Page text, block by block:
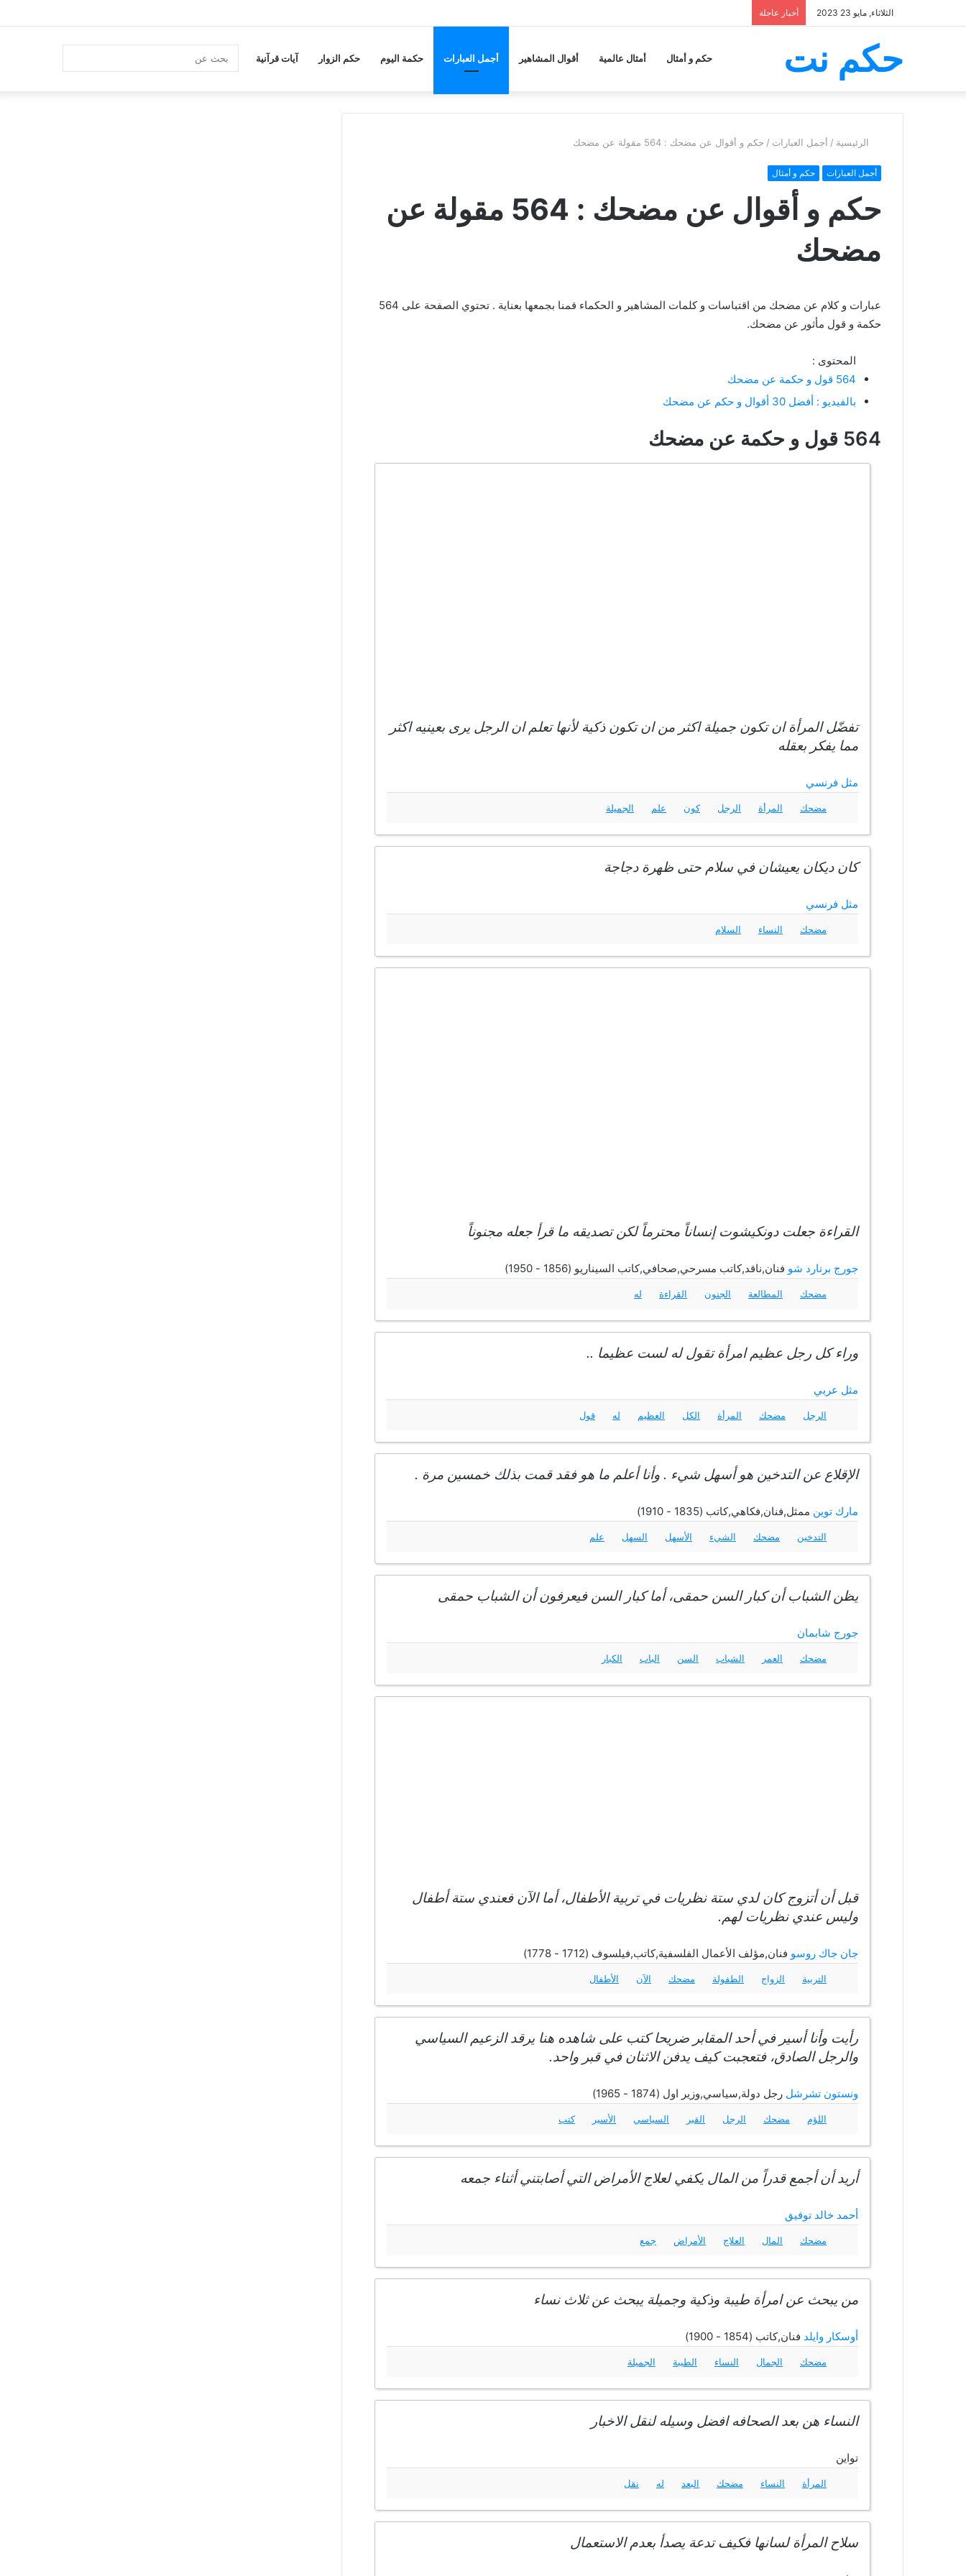
الثلاثاء, مايو 23 2023 أخبار عاجلة
حكم نت حكم و أمثال أمثال عالمية أقوال المشاهير أجمل العبارات حكمة اليوم حكم الزوار آيات قرآنية
الرئيسية / أجمل العبارات / حكم و أقوال عن مضحك : 564 مقولة عن مضحك
أجمل العبارات حكم و أمثال
حكم و أقوال عن مضحك : 564 مقولة عن
مضحك
عبارات و كلام عن مضحك من اقتباسات و كلمات المشاهير و الحكماء قمنا بجمعها بعناية . تحتوي الصفحة على 564
حكمة و قول مأثور عن مضحك.
المحتوى :
564 قول و حكمة عن مضحك
بالفيديو : أفضل 30 أقوال و حكم عن مضحك
564 قول و حكمة عن مضحك
تفضّل المرأة ان تكون جميلة اكثر من ان تكون ذكية لأنها تعلم ان الرجل يرى بعينيه اكثر
مما يفكر بعقله
مثل فرنسي
مضحك المرأة الرجل كون علم الجميلة
كان ديكان يعيشان في سلام حتى ظهرة دجاجة
مثل فرنسي
مضحك النساء السلام
القراءة جعلت دونكيشوت إنساناً محترماً لكن تصديقه ما قرأ جعله مجنوناً
جورج برنارد شو فنان,ناقد,كاتب مسرحي,صحافي,كاتب السيناريو (1856 - 1950)
مضحك المطالعة الجنون القراءة له
وراء كل رجل عظيم امرأة تقول له لست عظيما ..
مثل عربي
الرجل مضحك المرأة الكل العظيم له قول
الإقلاع عن التدخين هو أسهل شيء . وأنا أعلم ما هو فقد قمت بذلك خمسين مرة .
مارك توين ممثل,فنان,فكاهي,كاتب (1835 - 1910)
التدخين مضحك الشيء الأسهل السهل علم
يظن الشباب أن كبار السن حمقى، أما كبار السن فيعرفون أن الشباب حمقى
جورج شابمان
مضحك العمر الشباب السن الباب الكبار
قبل أن أتزوج كان لدي ستة نظريات في تربية الأطفال، أما الآن فعندي ستة أطفال
وليس عندي نظريات لهم.
جان جاك روسو فنان,مؤلف الأعمال الفلسفية,كاتب,فيلسوف (1712 - 1778)
التربية الزواج الطفولة مضحك الآن الأطفال
رأيت وأنا أسير في أحد المقابر ضريحا كتب على شاهده هنا يرقد الزعيم السياسي
والرجل الصادق، فتعجبت كيف يدفن الاثنان في قبر واحد.
ونستون تشرشل رجل دولة,سياسي,وزير اول (1874 - 1965)
اللؤم مضحك الرجل القبر السياسي الأسير كتب
أريد أن أجمع قدراً من المال يكفي لعلاج الأمراض التي أصابتني أثناء جمعه
أحمد خالد توفيق
مضحك المال العلاج الأمراض جمع
من يبحث عن امرأة طيبة وذكية وجميلة يبحث عن ثلاث نساء
أوسكار وايلد فنان,كاتب (1854 - 1900)
مضحك الجمال النساء الطيبة الجميلة
النساء هن بعد الصحافه افضل وسيله لنقل الاخبار
تواين
المرأة النساء مضحك البعد له نقل
سلاح المرأة لسانها فكيف تدعة يصدأ بعدم الاستعمال